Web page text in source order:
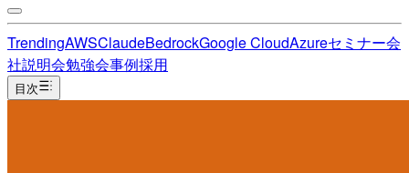
TrendingAWSClaudeBedrockGoogle CloudAzureセミナー会
社説明会勉強会事例採用
目次